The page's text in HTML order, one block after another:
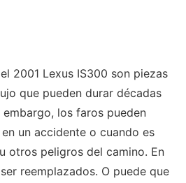
2001 Lexus IS300 son piezas
que pueden durar décadas
los faros pueden
un accidente o cuando es
otros peligros del camino. En
reemplazados. O puede que